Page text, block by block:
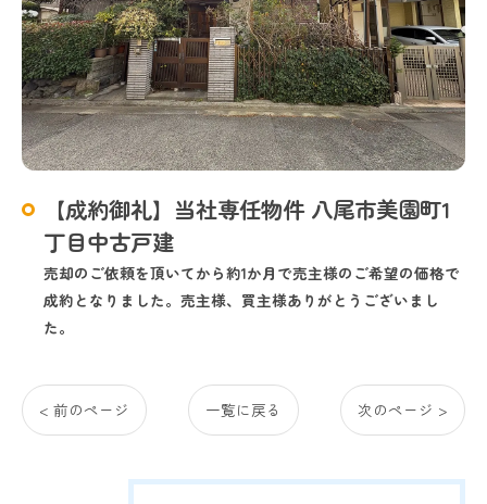
【成約御礼】当社専任物件 八尾市美園町1
丁目中古戸建
売却のご依頼を頂いてから約1か月で売主様のご希望の価格で
成約となりました。売主様、買主様ありがとうございまし
た。
< 前のページ 一覧に戻る 次のページ >